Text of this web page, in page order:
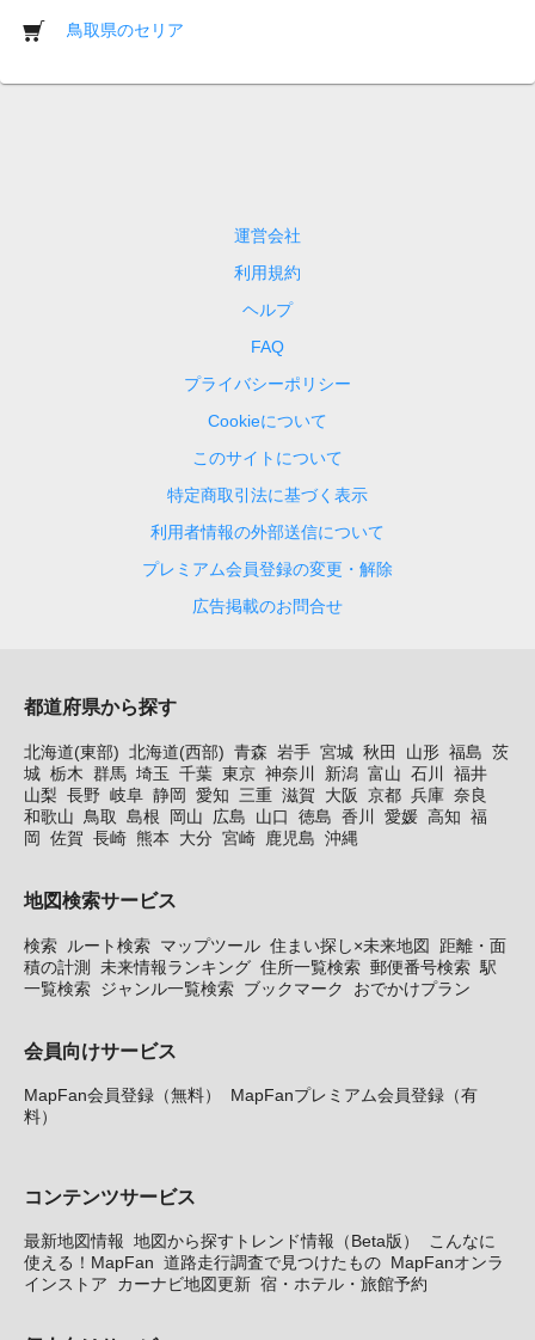
鳥取県のセリア
運営会社
利用規約
ヘルプ
FAQ
プライバシーポリシー
Cookieについて
このサイトについて
特定商取引法に基づく表示
利用者情報の外部送信について
プレミアム会員登録の変更・解除
広告掲載のお問合せ
都道府県から探す
北海道(東部) 北海道(西部) 青森 岩手 宮城 秋田 山形 福島 茨
城 栃木 群馬 埼玉 千葉 東京 神奈川 新潟 富山 石川
福井
山梨 長野 岐阜 静岡 愛知 三重 滋賀 大阪 京都 兵庫 奈良
和歌山
鳥取 島根 岡山 広島 山口 徳島 香川 愛媛 高知 福
岡
佐賀 長崎 熊本 大分 宮崎 鹿児島 沖縄
地図検索サービス
検索 ルート検索 マップツール 住まい探し×未来地図
距離・面
積の計測 未来情報ランキング 住所一覧検索 郵便番号検索 駅
一覧検索 ジャンル一覧検索 ブックマーク おでかけプラン
会員向けサービス
MapFan会員登録（無料）
MapFanプレミアム会員登録（有
料）
コンテンツサービス
最新地図情報 地図から探すトレンド情報（Beta版）
こんなに
使える！MapFan 道路走行調査で見つけたもの MapFanオンラ
インストア
カーナビ地図更新 宿・ホテル・旅館予約